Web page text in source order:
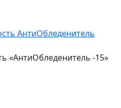
«АнтиОбледенитель -15»